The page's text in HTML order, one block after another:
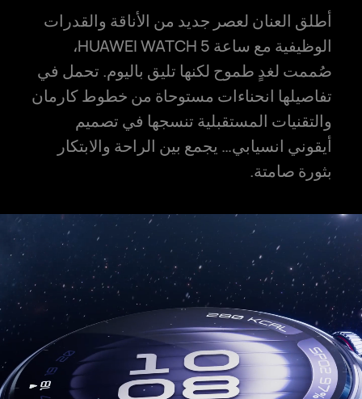
أطلق العنان لعصر جديد من الأناقة والقدرات
الوظيفية مع ساعة HUAWEI WATCH 5،
صُممت لغدٍ طموح لكنها تليق باليوم. تحمل في
تفاصيلها انحناءات مستوحاة من خطوط كارمان
والتقنيات المستقبلية تنسجها في تصميم
أيقوني انسيابي… يجمع بين الراحة والابتكار
بثورة صامتة.